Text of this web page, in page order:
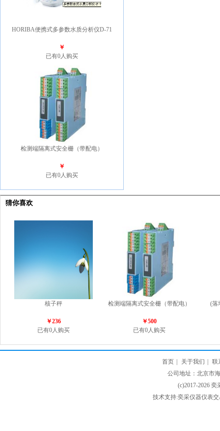
HORIBA便携式多参数水质分析仪D-71
￥
已有0人购买
检测端隔离式安全栅（带配电）
￥
已有0人购买
猜你喜欢
核子秤
￥236
已有0人购买
检测端隔离式安全栅（带配电）
￥500
已有0人购买
(落
首页 关于我们
联
公司地址：北京市
(c)2017-2026
技术支持:奕采仪器仪表